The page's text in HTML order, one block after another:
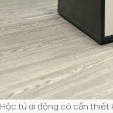
Hộc tủ di động có cần thiết